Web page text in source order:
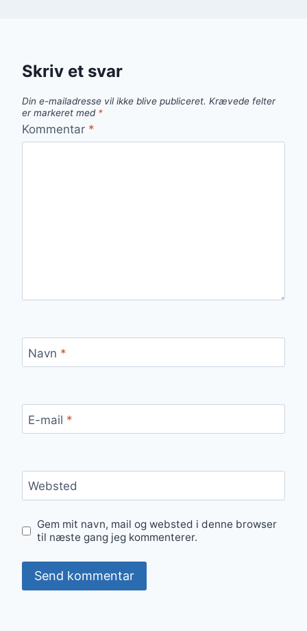
Skriv et svar
Din e-mailadresse vil ikke blive publiceret. Krævede felter
er markeret med *
Kommentar *
Navn *
E-mail *
Websted
Gem mit navn, mail og websted i denne browser
til næste gang jeg kommenterer.